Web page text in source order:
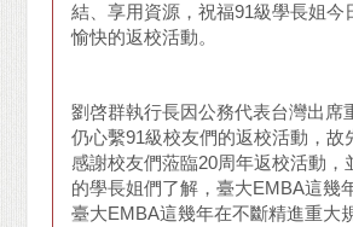
結、享用資源，祝福91級學長姐今
愉快的返校活動。
劉啓群執行長因公務代表台灣出席
仍心繫91級校友們的返校活動，故
感謝校友們蒞臨20周年返校活動，
的學長姐們了解，臺大EMBA這幾
臺大EMBA這幾年在不斷精進重大